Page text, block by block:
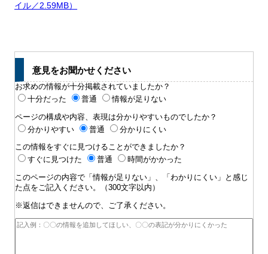
イル／2.59MB）
意見をお聞かせください
お求めの情報が十分掲載されていましたか？
十分だった
普通 情報が足りない
ページの構成や内容、表現は分かりやすいものでしたか？
分かりやすい
普通 分かりにくい
この情報をすぐに見つけることができましたか？
すぐに見つけた
普通 時間がかかった
このページの内容で「情報が足りない」、「わかりにくい」と感じ
た点をご記入ください。（300文字以内）
※返信はできませんので、ご了承ください。